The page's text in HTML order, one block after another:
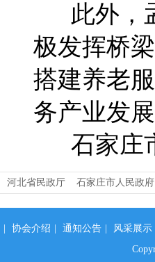
此外，
极发挥桥
搭建养老
务产业发
石家庄
河北省民政厅 石家庄市人民政府
协会介绍 通知公告
风采展示